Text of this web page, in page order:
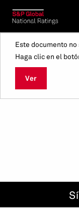
Este documento
Haga clic en el
Ver